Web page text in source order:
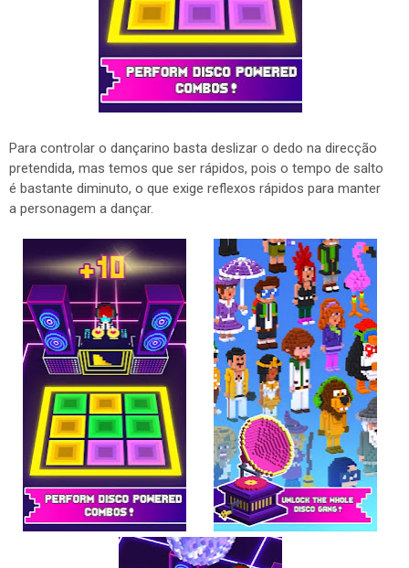
Para controlar o dançarino basta deslizar o dedo na direcção
pretendida, mas temos que ser rápidos, pois o tempo de salto
é bastante diminuto, o que exige reflexos rápidos para manter
a personagem a dançar.